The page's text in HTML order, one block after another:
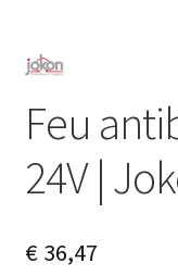
Feu
24V |
€36,47